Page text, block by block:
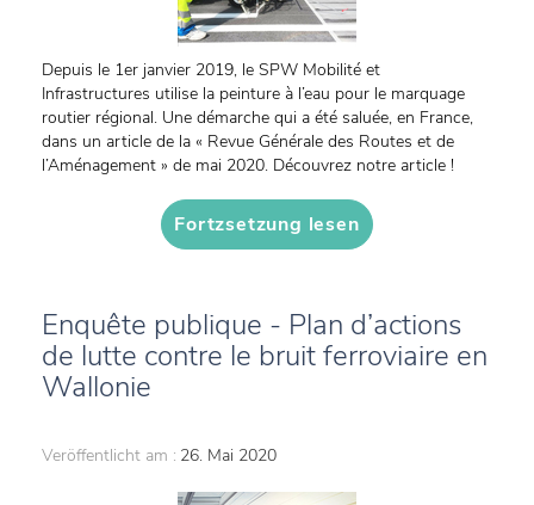
Depuis le 1er janvier 2019, le SPW Mobilité et
Infrastructures utilise la peinture à l’eau pour le marquage
routier régional. Une démarche qui a été saluée, en France,
dans un article de la « Revue Générale des Routes et de
l’Aménagement » de mai 2020. Découvrez notre article !
Fortzsetzung lesen
Enquête publique - Plan d’actions
de lutte contre le bruit ferroviaire en
Wallonie
Veröffentlicht am : 26. Mai 2020